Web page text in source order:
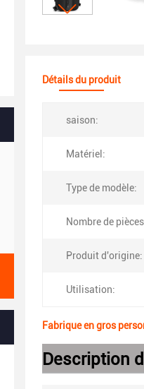
Détails du produit
saison:
Matériel:
Type de modèle:
Nombre de
Produit d'origine:
Utilisation:
Fabrique en gros
Description